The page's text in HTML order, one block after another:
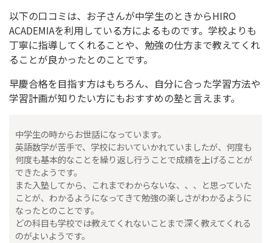
以下の口コミは、お子さんが中学生のときからHIRO
ACADEMIAを利用している方によるものです。学校よりも
丁寧に指導してくれることや、勉強の仕方まで教えてくれ
ることが良かったとのことです。
早慶合格を目指す方はもちろん、自分に合った学習方法や
学習計画が知りたい方にもおすすめの塾と言えます。
中学生の時からお世話になっています。
英語数学が苦手で、学校においていかれていましたが、何度も
何度も基本的なことを繰り返し行うことで成績を上げることが
できたようです。
また入塾してから、これまでわからないな、、、と思っていた
ことが、わかるようになってきて勉強の楽しさがわかるように
なったとのことです。
どの科目も学校では教えてくれないことまで深く教えてくれる
のがよいようです。